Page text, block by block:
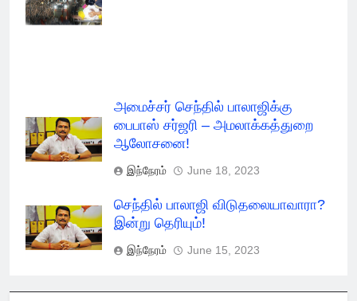
Check Report
அமைச்சர் செந்தில் பாலாஜிக்கு
பைபாஸ் சர்ஜரி – அமலாக்கத்துறை
ஆலோசனை!
இந்நேரம் June 18, 2023
செந்தில் பாலாஜி விடுதலையாவாரா?
இன்று தெரியும்!
இந்நேரம் June 15, 2023